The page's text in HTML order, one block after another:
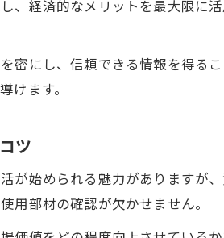
、経済的なメリットを最大限に
密にし、信頼できる情報を得る
けます。
ツ
が始められる魅力がありますが
用部材の確認が欠かせません。